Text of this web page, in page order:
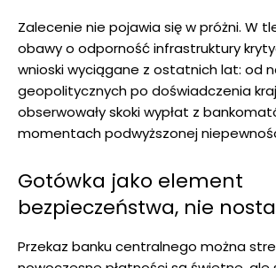
Zalecenie nie pojawia się w próżni. W
obawy o odporność infrastruktury
wnioski wyciągane z ostatnich lat: od
geopolitycznych po doświadczenia
obserwowały skoki wypłat z
momentach podwyższonej
Gotówka jako element
bezpieczeństwa, nie
Przekaz banku centralnego można